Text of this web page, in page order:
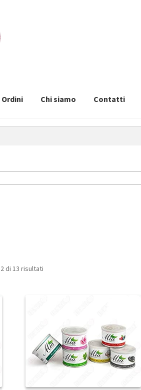
Ordini Chi siamo Contatti
di 13 risultati